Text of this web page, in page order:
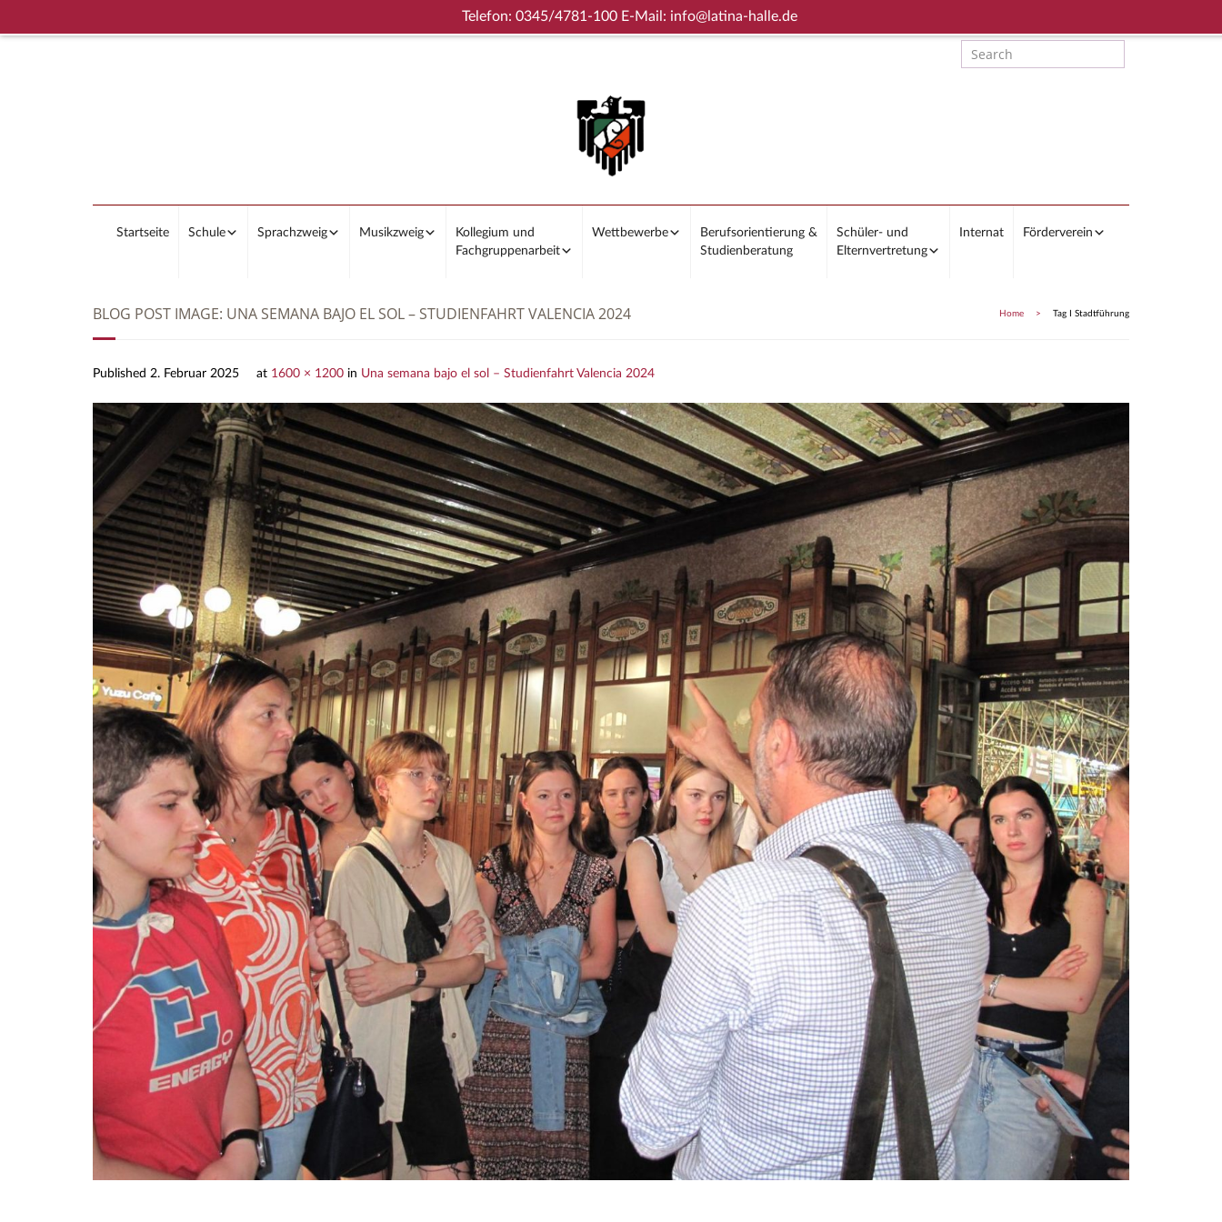
Telefon: 0345/4781-100 E-Mail: info@latina-halle.de
Startseite Schule Sprachzweig Musikzweig
Kollegium und
Fachgruppenarbeit
Wettbewerbe
Berufsorientierung &
Studienberatung
Schüler- und
Elternvertretung
Internat Förderverein
BLOG POST IMAGE: UNA SEMANA BAJO EL SOL – STUDIENFAHRT VALENCIA 2024 Home > Tag I Stadtführung
Published 2. Februar 2025 at 1600 × 1200 in Una semana bajo el sol – Studienfahrt Valencia 2024